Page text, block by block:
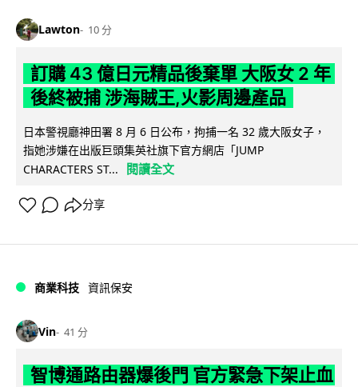
Lawton 10 分
訂購 43 億日元精品後棄單 大阪女 2 年
後終被捕 涉海賊王,火影周邊產品
日本警視廳神田署 8 月 6 日公布，拘捕一名 32 歲大阪女子，
指她涉嫌在出版巨頭集英社旗下官方網店「JUMP
CHARACTERS ST...
閱讀全文
分享
商業科技 資訊保安
Vin 41 分
智博通路由器爆後門 官方緊急下架止血